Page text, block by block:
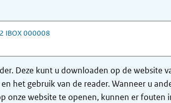
IBOX 000008
Deze kunt u downloaden op de website
het gebruik van de reader. Wanneer u
onze website te openen, kunnen er fouten